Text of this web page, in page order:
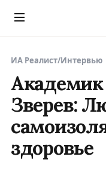
Menu
ИА Реалист/Интервью
Зверев:
здоровье